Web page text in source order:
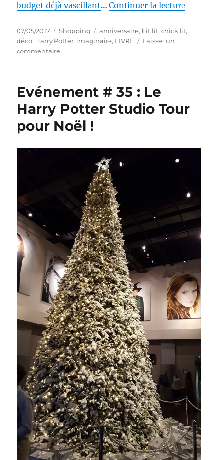
budget déjà vascillant…Continuer la lecture
Publié
le
07/05/2017 Catégories
Shopping Étiquettes
anniversaire, bit lit,chick lit,
déco, Harry Potter, imaginaire, LIVRE
Laisser un
commentairesur
:
d’anniversaire
Evénement # 35 : Le
Harry Potter Studio Tour
pour Noël !